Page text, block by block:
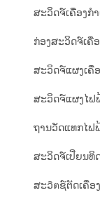
ສະວິດຈ໌ເຄື່ອງກ
ກ່ອງສະວິດຈ໌ເຄື່
ສະວິດຈ໌ແຜງເຄື່
ສະວິດຈ໌ແຜງໄຟ
ຖານວັດແທກໄຟ
ສະວິດຈ໌ເປີ່ຍນທິ
ສະວิตຊ໌ຕັດເຄື່ອ